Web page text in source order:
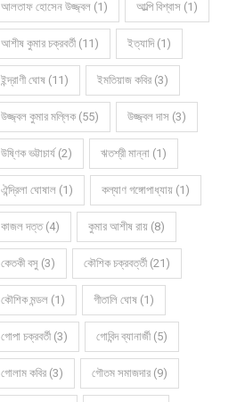
আলতাফ হোসেন উজ্জ্বল (1) আল্পি বিশ্বাস (1)
আশীষ কুমার চক্রবর্তী (11) ইত্যাদি (1)
ইন্দ্রাণী ঘোষ (11) ইমতিয়াজ কবির (3)
উজ্জ্বল কুমার মল্লিক (55) উজ্জ্বল দাস (3)
উষ্ণিক ভট্টাচার্য (2) ঋতশ্রী মান্না (1)
ঐন্দ্রিলা ঘোষাল (1) কল্যাণ গঙ্গোপাধ্যায় (1)
কাজল দত্ত (4) কুমার আশীষ রায় (8)
কেতকী বসু (3) কৌশিক চক্রবর্ত্তী (21)
কৌশিক মন্ডল (1) গীতালি ঘোষ (1)
গোপা চক্রবর্তী (3) গোবিন্দ ব্যানার্জী (5)
গোলাম কবির (3) গৌতম সমাজদার (9)